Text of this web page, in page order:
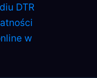
DTR
w